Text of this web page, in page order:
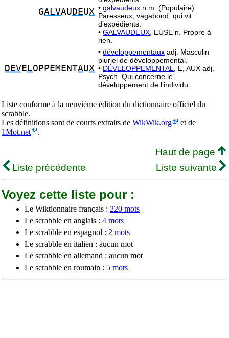
GALVAU DEUX • galvaudeux n.m. (Populaire)
Paresseux, vagabond, qui vit
d’expédients.
• GALVAUDEUX, EUSE n. Propre à
rien.
DEVE LOPPEMENTAUX
• développementaux adj. Masculin
pluriel de développemental.
• DÉVELOPPEMENTAL,
E, AUX adj.
Psych. Qui concerne le
développement de l’individu.
Liste conforme à la neuvième édition du dictionnaire officiel du
scrabble.
Les définitions sont de courts extraits de WikWik.org
et de
1Mot.net
.
Haut de page
Liste précédente
Liste suivante
Voyez cette liste pour :
Le Wiktionnaire français : 220 mots
Le scrabble en anglais : 4 mots
Le scrabble en espagnol : 2 mots
Le scrabble en italien : aucun mot
Le scrabble en allemand : aucun mot
Le scrabble en roumain : 5 mots